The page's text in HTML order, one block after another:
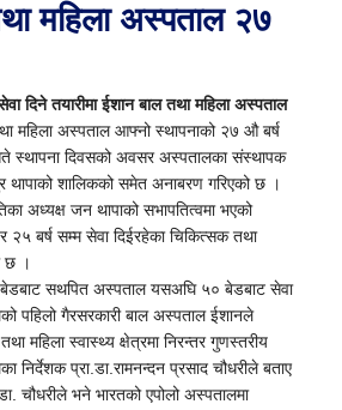
महिला अस्पताल २७
सेवा दिने तयारीमा ईशान बाल तथा महिला अस्पताल
महिला अस्पताल आफ्नो स्थापनाको २७ औ बर्ष
स्थापना दिवसको अवसर अस्पतालका संस्थापक
थापाको शालिकको समेत अनाबरण गरिएको छ ।
अध्यक्ष जन थापाको सभापतित्वमा भएको
२५ बर्ष सम्म सेवा दिईरहेका चिकित्सक तथा
छ ।
सथपित अस्पताल यसअघि ५० बेडबाट सेवा
पहिलो गैरसरकारी बाल अस्पताल ईशानले
महिला स्वास्थ्य क्षेत्रमा निरन्तर गुणस्तरीय
निर्देशक प्रा.डा.रामनन्दन प्रसाद चौधरीले बताए
चौधरीले भने भारतको एपोलो अस्पतालमा